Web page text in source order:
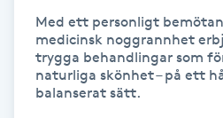
Hårborttagning
Med ett personligt
medicinsk noggrannhet
trygga behandlingar som
naturliga skönhet – på ett
balanserat sätt.